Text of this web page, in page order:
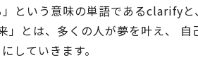
という意味の単語であるclarify
」とは、多くの人が夢を叶え、
していきます。